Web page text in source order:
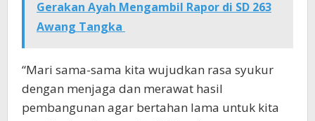
Gerakan Ayah Mengambil Rapor di SD 263
Awang Tangka
“Mari sama-sama kita wujudkan rasa syukur
dengan menjaga dan merawat hasil
pembangunan agar bertahan lama untuk kita